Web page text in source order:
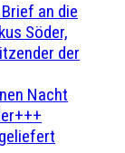
an die
Söder,
der
Nacht